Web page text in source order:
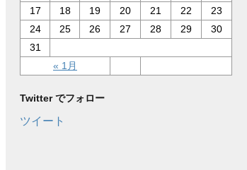
« 1月
17
18 19 20 21 22
23
24
25 26 27 28 29
30
31
Twitter でフォロー
ツイート